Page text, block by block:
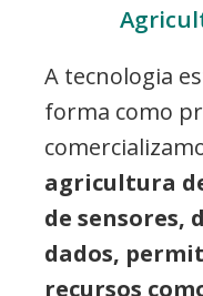
A tecnologia
forma como
agricultura
de sensores,
dados,
recursos